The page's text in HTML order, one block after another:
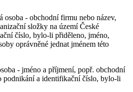
osoba - obchodní firmu nebo název,
složky na území České
číslo, bylo-li přiděleno, jméno,
oprávněné jednat jménem této
- jméno a příjmení, popř. obchodní
podnikání a identifikační číslo, bylo-li